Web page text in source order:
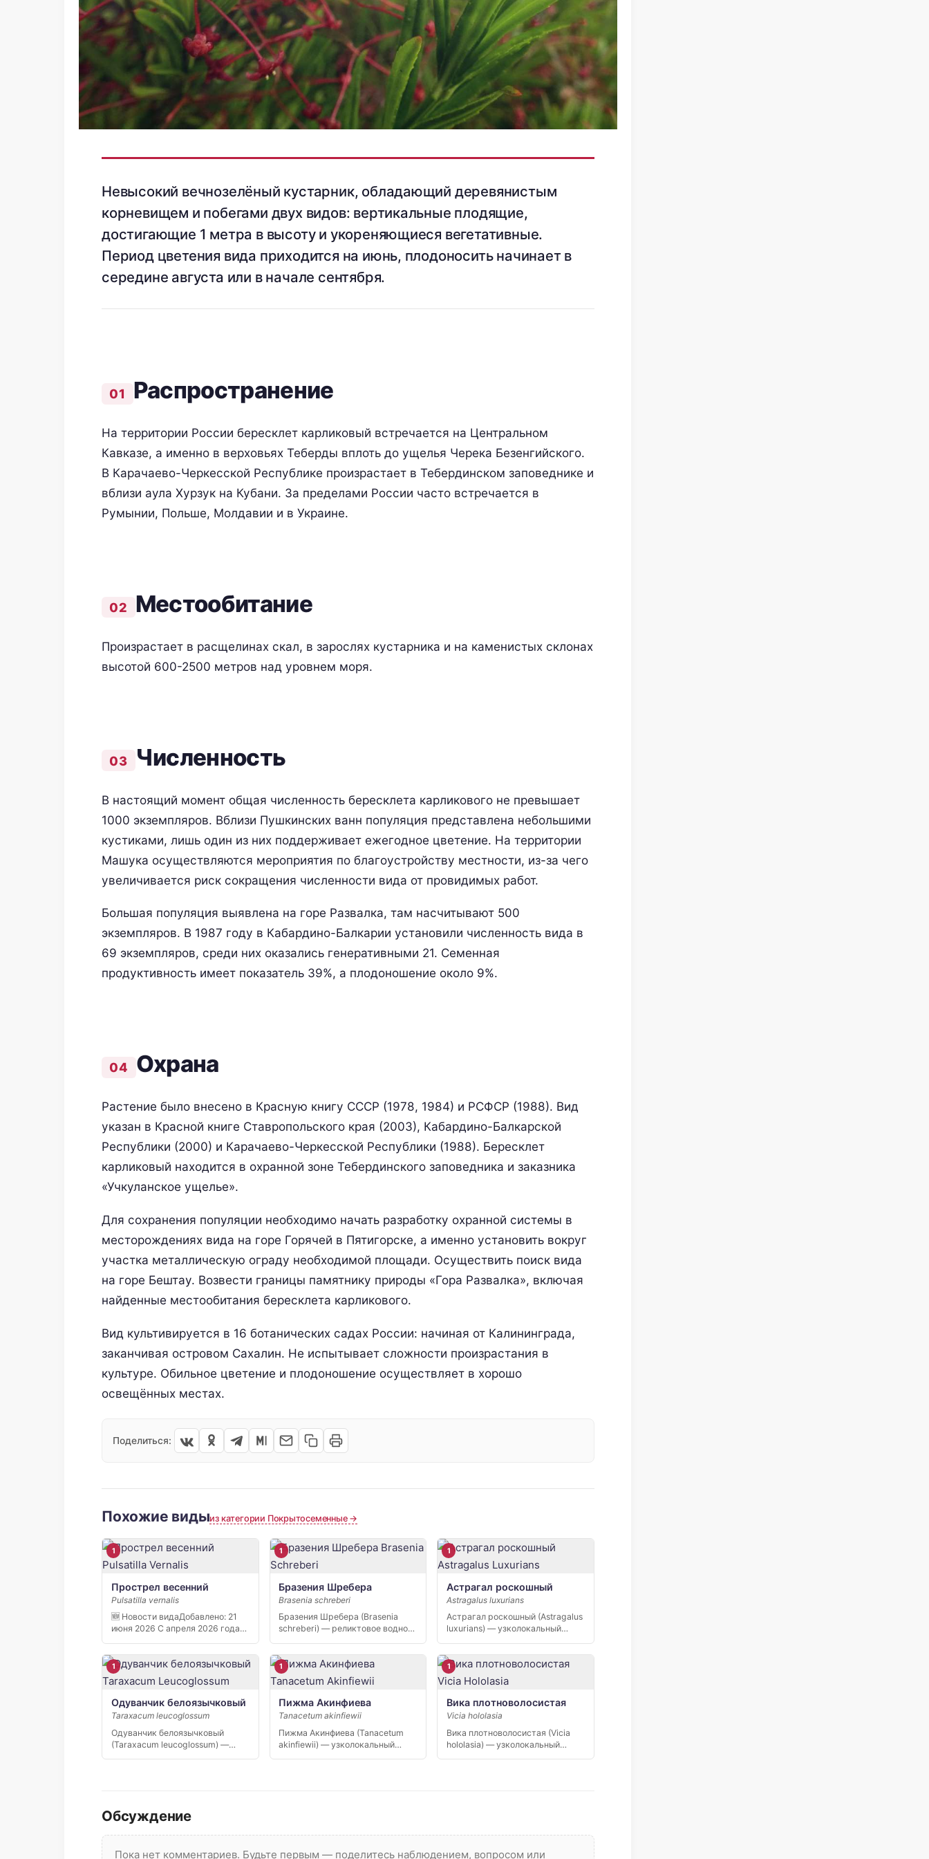
Невысокий вечнозелёный кустарник, обладающий деревянистым
корневищем и побегами двух видов: вертикальные плодящие,
достигающие 1 метра в высоту и укореняющиеся вегетативные.
Период цветения вида приходится на июнь, плодоносить начинает в
середине августа или в начале сентября.
Распространение
На территории России бересклет карликовый встречается на Центральном
Кавказе, а именно в верховьях Теберды вплоть до ущелья Черека Безенгийского.
В Карачаево-Черкесской Республике произрастает в Тебердинском заповеднике и
вблизи аула Хурзук на Кубани. За пределами России часто встречается в
Румынии, Польше, Молдавии и в Украине.
Местообитание
Произрастает в расщелинах скал, в зарослях кустарника и на каменистых склонах
высотой 600-2500 метров над уровнем моря.
Численность
В настоящий момент общая численность бересклета карликового не превышает
1000 экземпляров. Вблизи Пушкинских ванн популяция представлена небольшими
кустиками, лишь один из них поддерживает ежегодное цветение. На территории
Машука осуществляются мероприятия по благоустройству местности, из-за чего
увеличивается риск сокращения численности вида от провидимых работ.
Большая популяция выявлена на горе Развалка, там насчитывают 500
экземпляров. В 1987 году в Кабардино-Балкарии установили численность вида в
69 экземпляров, среди них оказались генеративными 21. Семенная
продуктивность имеет показатель 39%, а плодоношение около 9%.
Охрана
Растение было внесено в Красную книгу СССР (1978, 1984) и РСФСР (1988). Вид
указан в Красной книге Ставропольского края (2003), Кабардино-Балкарской
Республики (2000) и Карачаево-Черкесской Республики (1988). Бересклет
карликовый находится в охранной зоне Тебердинского заповедника и заказника
«Учкуланское ущелье».
Для сохранения популяции необходимо начать разработку охранной системы в
месторождениях вида на горе Горячей в Пятигорске, а именно установить вокруг
участка металлическую ограду необходимой площади. Осуществить поиск вида
на горе Бештау. Возвести границы памятнику природы «Гора Развалка», включая
найденные местообитания бересклета карликового.
Вид культивируется в 16 ботанических садах России: начиная от Калининграда,
заканчивая островом Сахалин. Не испытывает сложности произрастания в
культуре. Обильное цветение и плодоношение осуществляет в хорошо
освещённых местах.
Поделиться:
Похожие видыиз категории Покрытосеменные →
1
Прострел весенний
Pulsatilla vernalis
🆕 Новости видаДобавлено: 21
июня 2026 С апреля 2026 года
1
Бразения Шребера
Brasenia schreberi
Бразения Шребера (Brasenia
schreberi) — реликтовое водное
1
Астрагал роскошный
Astragalus luxurians
Астрагал роскошный (Astragalus
luxurians) — узколокальный
1
Одуванчик белоязычковый
Taraxacum leucoglossum
Одуванчик белоязычковый
(Taraxacum leucoglossum) —
1
Пижма Акинфиева
Tanacetum akinfiewii
Пижма Акинфиева (Tanacetum
akinfiewii) — узколокальный
1
Вика плотноволосистая
Vicia hololasia
Вика плотноволосистая (Vicia
hololasia) — узколокальный
Обсуждение
Пока нет комментариев. Будьте первым — поделитесь наблюдением, вопросом или